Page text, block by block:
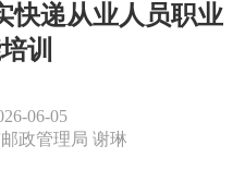
快递从业人员职业
训
06-05
政管理局 谢琳